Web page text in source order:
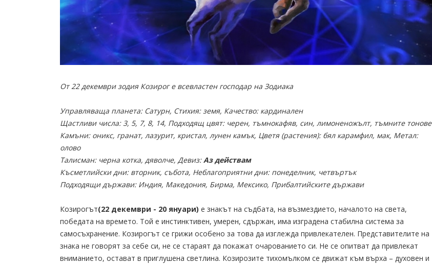
От 22 декември зодия Козирог е всевластен господар на Зодиака
Управляваща планета: Сатурн, Стихия: земя, Качество: кардинален
Щастливи числа: 3, 5, 7, 8, 14, Подходящ цвят: черен, тъмнокафяв, син, лимоненожълт, тъмните тонове
Камъни: оникс, гранат, лазурит, кристал, лунен камък, Цветя (растения): бял карамфил, мак, Метал:
олово
Талисман: черна котка, дяволче, Девиз:Аз действам
Късметлийски дни: вторник, събота, Неблагоприятни дни: понеделник, четвъртък
Подходящи държави: Индия, Македония, Бирма, Мексико, Прибалтийските държави
Козирогът(22 декември - 20 януари) е знакът на съдбата, на възмездието, началото на света,
победата на времето. Той е инстинктивен, умерен, сдържан, има изградена стабилна система за
самосъхранение. Козирогът се грижи особено за това да изглежда привлекателен. Представителите на
знака не говорят за себе си, не се стараят да покажат очарованието си. Не се опитват да привлекат
вниманието, остават в приглушена светлина. Козирозите тихомълком се движат към върха – духовен и